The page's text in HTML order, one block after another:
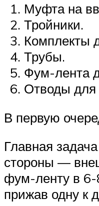
Муфта на
Тройники.
Комплекты
Трубы.
Фум-лента
Отводы для
В первую
Главная
стороны —
фум-ленту в 6-
прижав одну к